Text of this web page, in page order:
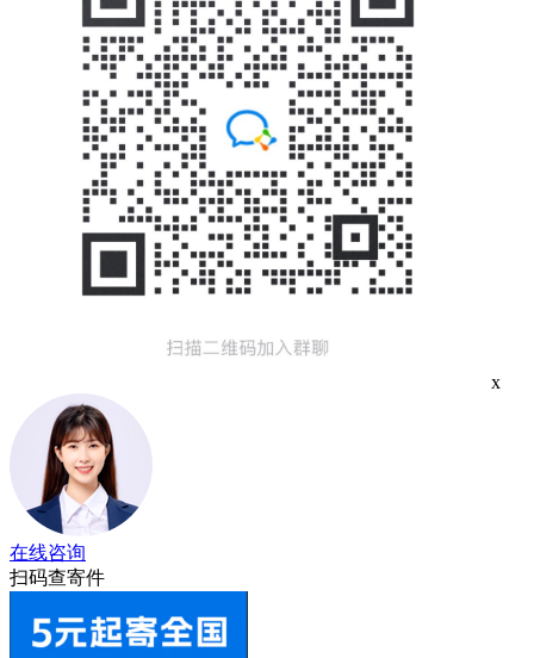
x
在线咨询
扫码查寄件